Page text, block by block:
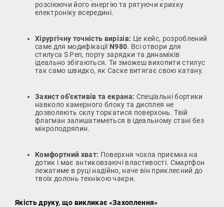
розсіюючи його енергію та рятуючи крихку
електроніку всередині.
Хірургічну точність вирізів: Це кейс, розроблений
саме для модифікації N980. Всі отвори для
стилуса S Pen, порту зарядки та динаміків
ідеально збігаються. Ти зможеш вихопити стилус
так само швидко, як Саске витягає свою катану.
Захист об'єктивів та екрана: Спеціальні бортики
навколо камерного блоку та дисплея не
дозволяють склу торкатися поверхонь. Твій
флагман залишатиметься в ідеальному стані без
мікроподряпин.
Комфортний хват: Поверхня чохла приємна на
дотик і має антиковзаючі властивості. Смартфон
лежатиме в руці надійно, наче він приклеєний до
твоїх долонь технікою чакри.
Якість друку, що викликає «Захоплення»